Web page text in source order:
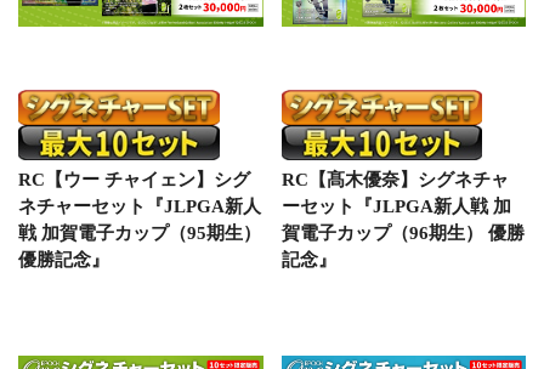
RC【ウー チャイェン】シグ
ネチャーセット『JLPGA新人
戦 加賀電子カップ（95期生）
優勝記念』
RC【髙木優奈】シグネチャ
ーセット『JLPGA新人戦 加
賀電子カップ（96期生） 優勝
記念』